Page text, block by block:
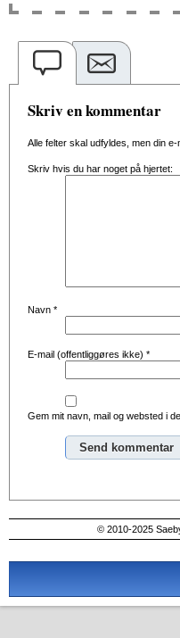
Skriv en kommentar
Alle felter skal udfyldes, men din
Skriv hvis du har noget på hjertet:
Navn *
E-mail (offentliggøres ikke) *
Gem mit navn, mail og websted i
© 2010-2025